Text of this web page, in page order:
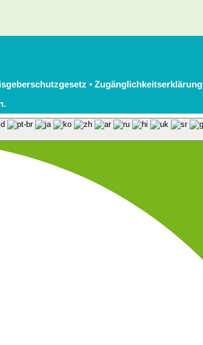
•Zugänglichkeitserklärung
.